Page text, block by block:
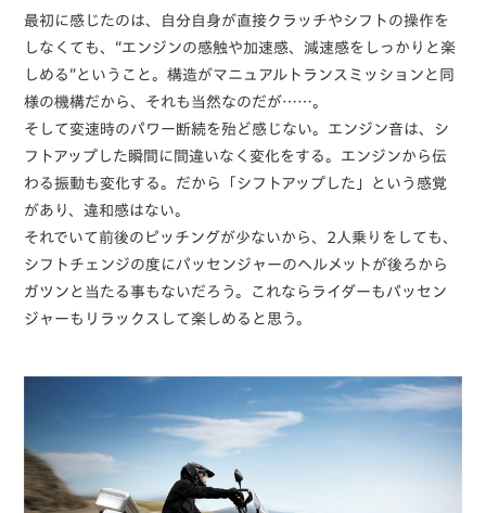
最初に感じたのは、自分自身が直接クラッチやシフトの操作を
しなくても、“エンジンの感触や加速感、減速感をしっかりと楽
しめる”ということ。構造がマニュアルトランスミッションと同
様の機構だから、それも当然なのだが……。
そして変速時のパワー断続を殆ど感じない。エンジン音は、シ
フトアップした瞬間に間違いなく変化をする。エンジンから伝
わる振動も変化する。だから「シフトアップした」という感覚
があり、違和感はない。
それでいて前後のピッチングが少ないから、2人乗りをしても、
シフトチェンジの度にパッセンジャーのヘルメットが後ろから
ガツンと当たる事もないだろう。これならライダーもパッセン
ジャーもリラックスして楽しめると思う。